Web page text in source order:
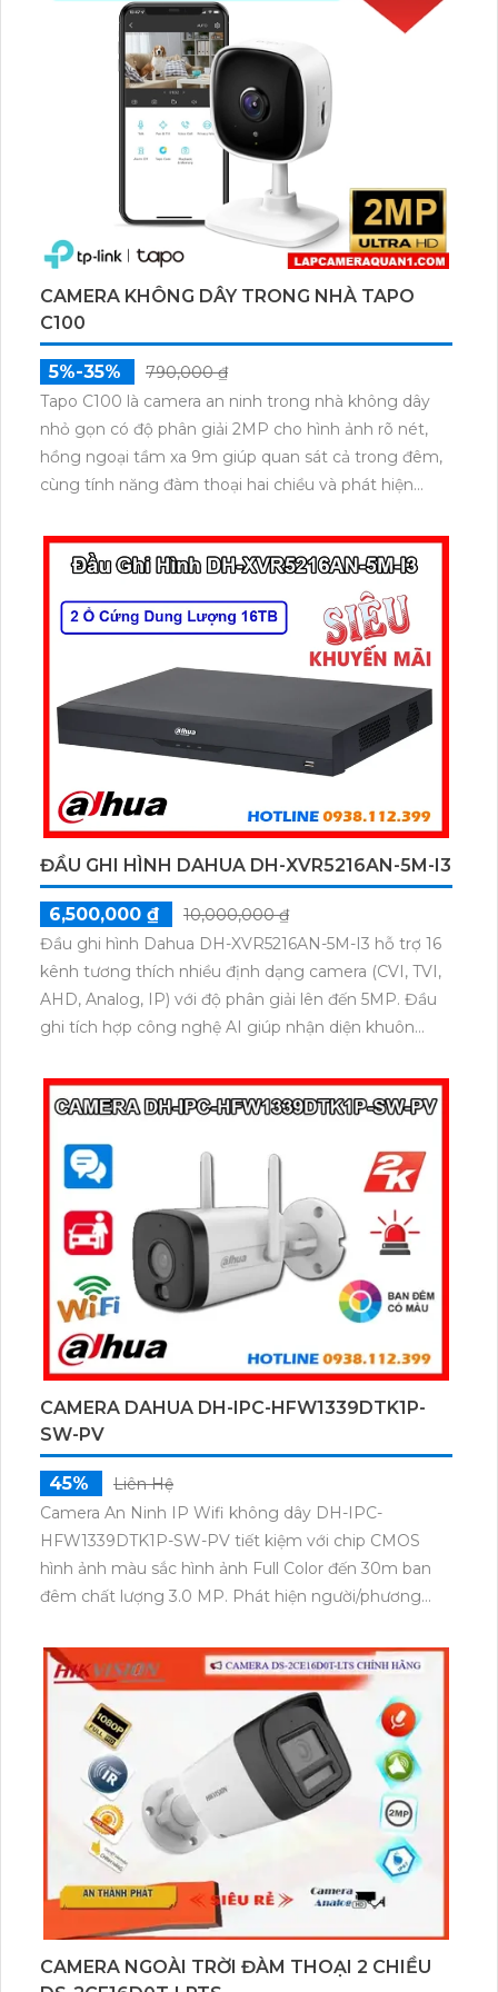
CAMERA KHÔNG DÂY TRONG NHÀ TAPO
C100
5%-35%
790,000 ₫
Tapo C100 là camera an ninh trong nhà không dây
nhỏ gọn có độ phân giải 2MP cho hình ảnh rõ nét,
hồng ngoại tầm xa 9m giúp quan sát cả trong đêm,
cùng tính năng đàm thoại hai chiều và phát hiện
Hỗ trợ thẻ nhớ lên đến 512GB và dễ dàng quản lý qua
ứng dụng, Tapo C100 mang đến sự an tâm trọn vẹn
chỉ trong vài thao tác giá rẻ.
ĐẦU GHI HÌNH DAHUA DH-XVR5216AN-5M-I3
6,500,000 ₫
10,000,000 ₫
Đầu ghi hình Dahua DH-XVR5216AN-5M-I3 hỗ trợ 16
kênh tương thích nhiều định dạng camera (CVI, TVI,
AHD, Analog, IP) với độ phân giải lên đến 5MP. Đầu
ghi tích hợp công nghệ AI giúp nhận diện khuôn
nén H.265+, đầu ghi giúp tiết kiệm băng thông và
dung lượng lưu trữ hiệu quả.
CAMERA DAHUA DH-IPC-HFW1339DTK1P-
SW-PV
45%
Liên Hệ
Camera An Ninh IP Wifi không dây DH-IPC-
HFW1339DTK1P-SW-PV tiết kiệm với chip CMOS
hình ảnh màu sắc hình ảnh Full Color đến 30m ban
đêm chất lượng 3.0 MP. Phát hiện người/phương
đàm thoại 2 chiều. Camera chuyên dụng và hiệu quả
cho việc giám sát an ninh giá rẻ.
CAMERA NGOÀI TRỜI ĐÀM THOẠI 2 CHIỀU